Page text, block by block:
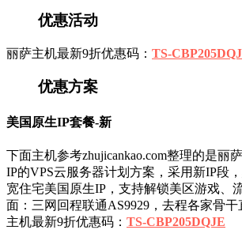
优惠活动
丽萨主机最新9折优惠码： TS-
优惠方案
美国原生IP套餐-新
下面主机参考zhujicankao.com整理的是丽
IP的VPS云服务器计划方案，采用新IP段
宽住宅美国原生IP，支持解锁美区游戏、
面：三网回程联通AS9929，去程各家骨
主机最新9折优惠码： TS-CBP205DQJE